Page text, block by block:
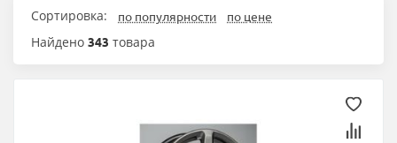
Сортировка: по популярности по цене
Найдено 343 товара